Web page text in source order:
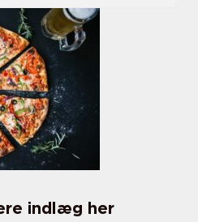
indlæg her